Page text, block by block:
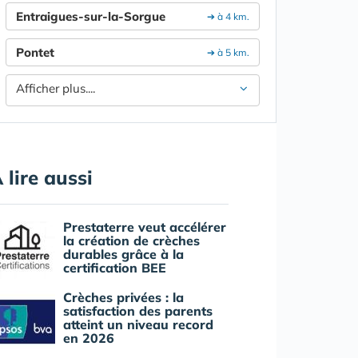
➔ à 4 km.
Entraigues-sur-la-Sorgue
➔ à 5 km.
Pontet
Afficher plus....
lire aussi
Prestaterre veut accélérer
la création de crèches
durables grâce à la
certification BEE
Crèches privées : la
satisfaction des parents
atteint un niveau record
en 2026